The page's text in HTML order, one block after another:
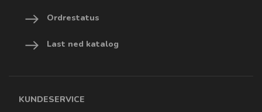
Ordrestatus
Last ned katalog
KUNDESERVICE